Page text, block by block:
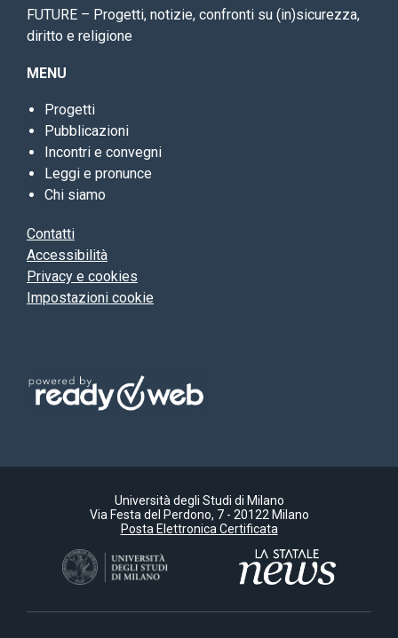
FUTURE – Progetti, notizie, confronti su (in)sicurezza,
diritto e religione
MENU
Progetti
Pubblicazioni
Incontri e convegni
Leggi e pronunce
Chi siamo
Contatti
Accessibilità
Privacy e cookies
Impostazioni cookie
Università degli Studi di Milano
Via Festa del Perdono, 7 - 20122 Milano
Posta Elettronica Certificata